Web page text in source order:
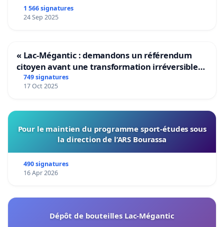
1 566 signatures
24 Sep 2025
« Lac-Mégantic : demandons un référendum
citoyen avant une transformation irréversible
de notre territoire »
749 signatures
17 Oct 2025
Pour le maintien du programme sport-études sous
la direction de l’ARS Bourassa
490 signatures
16 Apr 2026
Dépôt de bouteilles Lac-Mégantic